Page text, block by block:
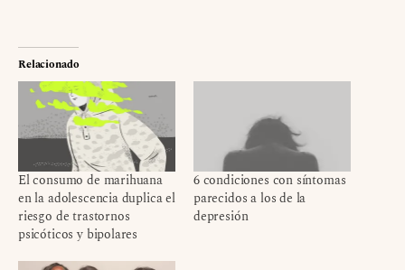
Relacionado
El consumo de marihuana
en la adolescencia duplica el
riesgo de trastornos
psicóticos y bipolares
6 condiciones con síntomas
parecidos a los de la
depresión